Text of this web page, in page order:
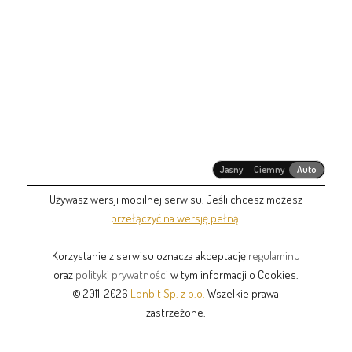
Jasny Ciemny Auto
Używasz wersji mobilnej serwisu. Jeśli chcesz możesz
przełączyć na wersję pełną
Korzystanie z serwisu oznacza akceptację regulaminu
oraz polityki prywatności w tym informacji o Cookies.
© 2011-2026 Lonbit Sp. z o.o. Wszelkie prawa
zastrzeżone.